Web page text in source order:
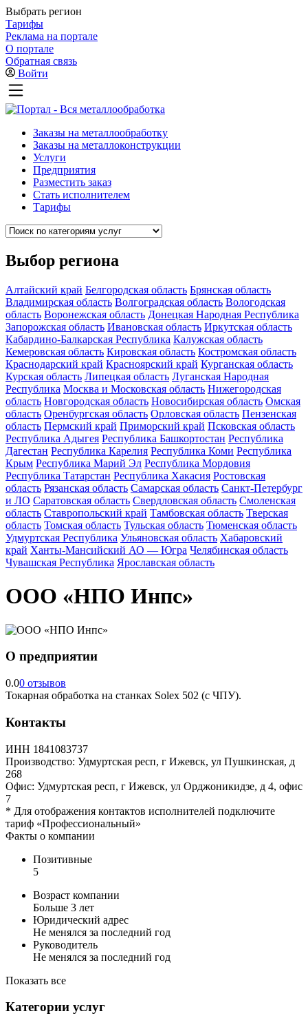
Выбрать регион
Тарифы
Реклама на портале
О портале
Обратная связь
Войти
Заказы на металлообработку
Заказы на металлоконструкции
Услуги
Предприятия
Разместить заказ
Стать исполнителем
Тарифы
Выбор региона
Алтайский край Белгородская область Брянская область
Владимирская область Волгоградская область Вологодская
область Воронежская область Донецкая Народная Республика
Запорожская область Ивановская область Иркутская область
Кабардино-Балкарская Республика Калужская область
Кемеровская область Кировская область Костромская область
Краснодарский край Красноярский край Курганская область
Курская область Липецкая область Луганская Народная
Республика Москва и Московская область Нижегородская
область Новгородская область Новосибирская область Омская
область Оренбургская область Орловская область Пензенская
область Пермский край Приморский край Псковская область
Республика Адыгея Республика Башкортостан Республика
Дагестан Республика Карелия Республика Коми Республика
Крым Республика Марий Эл Республика Мордовия
Республика Татарстан Республика Хакасия Ростовская
область Рязанская область Самарская область Санкт-Петербург
и ЛО Саратовская область Свердловская область Смоленская
область Ставропольский край Тамбовская область Тверская
область Томская область Тульская область Тюменская область
Удмуртская Республика Ульяновская область Хабаровский
край Ханты-Мансийский АО — Югра Челябинская область
Чувашская Республика Ярославская область
ООО «НПО Инпс»
О предприятии
0.00 отзывов
Токарная обработка на станках Solex 502 (c ЧПУ).
Контакты
ИНН 1841083737
Производство: Удмуртская респ, г Ижевск, ул Пушкинская, д
268
Офис: Удмуртская респ, г Ижевск, ул Орджоникидзе, д 4, офис
7
* Для отображения контактов исполнителей подключите
тариф «Профессиональный»
Факты о компании
Позитивные
5
Возраст компании
Больше 3 лет
Юридический адрес
Не менялся за последний год
Руководитель
Не менялся за последний год
Показать все
Категории услуг